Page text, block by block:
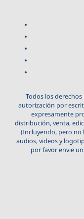
Todos los
autorización por
expresamente
distribución, venta,
(Incluyendo, pero
audios, videos y
por favor envie